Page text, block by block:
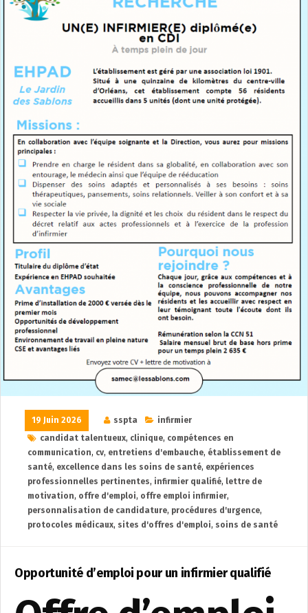
19 Juin 2026 sspta
infirmier
candidat talentueux, clinique, compétences en
communication, cv, entretiens d'embauche, établissement de
santé, excellence dans les soins de santé, expériences
professionnelles pertinentes, infirmier qualifié, lettre de
motivation, offre d'emploi, offre emploi infirmier,
personnalisation de candidature, procédures d'urgence,
protocoles médicaux, sites d'offres d'emploi, soins de santé
Opportunité d’emploi pour un infirmier qualifié